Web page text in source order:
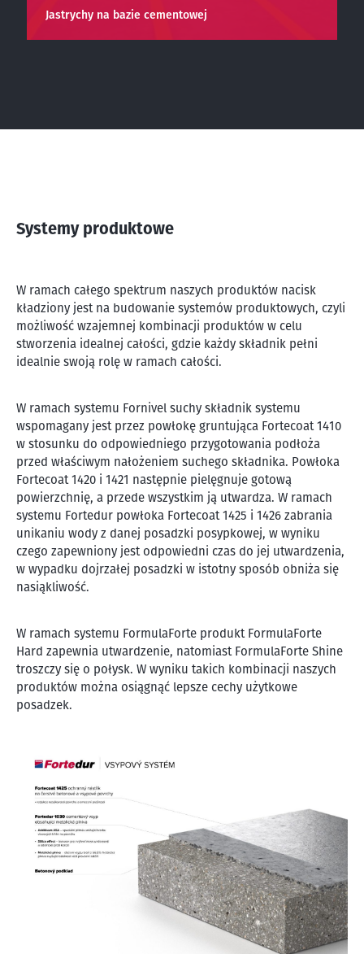
Jastrychy na bazie cementowej
Systemy produktowe
W ramach całego spektrum naszych produktów nacisk
kładziony jest na budowanie systemów produktowych, czyli
możliwość wzajemnej kombinacji produktów w celu
stworzenia idealnej całości, gdzie każdy składnik pełni
idealnie swoją rolę w ramach całości.
W ramach systemu Fornivel suchy składnik systemu
wspomagany jest przez powłokę gruntująca Fortecoat 1410
w stosunku do odpowiedniego przygotowania podłoża
przed właściwym nałożeniem suchego składnika. Powłoka
Fortecoat 1420 i 1421 następnie pielęgnuje gotową
powierzchnię, a przede wszystkim ją utwardza. W ramach
systemu Fortedur powłoka Fortecoat 1425 i 1426 zabrania
unikaniu wody z danej posadzki posypkowej, w wyniku
czego zapewniony jest odpowiedni czas do jej utwardzenia,
w wypadku dojrzałej posadzki w istotny sposób obniża się
nasiąkliwość.
W ramach systemu FormulaForte produkt FormulaForte
Hard zapewnia utwardzenie, natomiast FormulaForte Shine
troszczy się o połysk. W wyniku takich kombinacji naszych
produktów można osiągnąć lepsze cechy użytkowe
posadzek.